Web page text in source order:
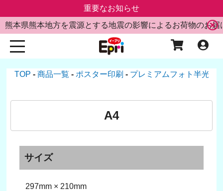
重要なお知らせ
熊本県熊本地方を震源とする地震の影響によるお荷物のお届
TOP 商品一覧 ポスター印刷 プレミアムフォト半光沢
A4
サイズ
297mm × 210mm